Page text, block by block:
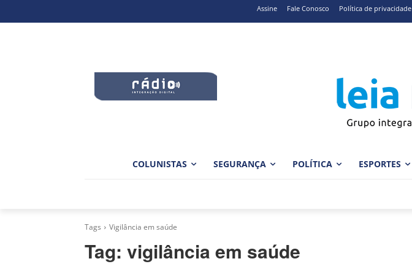
Assine Fale Conosco Política de privacidade
COLUNISTAS SEGURANÇA POLÍTICA ESPORTES
Tags Vigilância em saúde
Tag: vigilância em saúde